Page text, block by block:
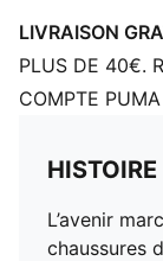
LIVRAISON
PLUS DE 40€.
COMPTE
L’avenir
chaussures